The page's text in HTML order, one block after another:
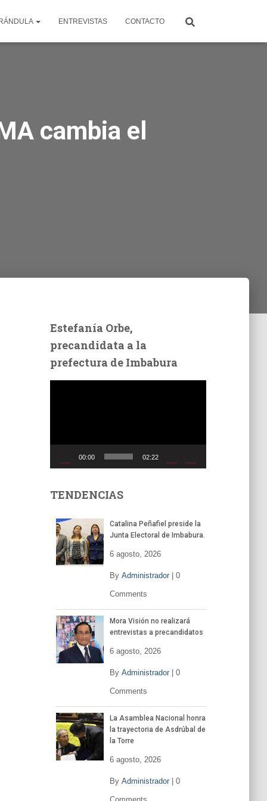
ENTREVISTAS CONTACTO
cambia el
Estefanía Orbe,
precandidata a la
prefectura de Imbabura
t
00:00 02:22
TENDENCIAS
Catalina Peñafiel preside la
Junta Electoral de Imbabura.
6 agosto, 2026
By Administrador| 0
Comments
Mora Visión no realizará
entrevistas a precandidatos
6 agosto, 2026
By Administrador| 0
Comments
La Asamblea Nacional honra
la trayectoria de Asdrúbal de
la Torre
6 agosto, 2026
By Administrador| 0